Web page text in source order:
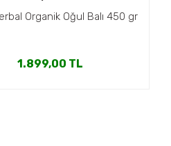
Organik Oğul Balı 450 gr
1.899,00 TL